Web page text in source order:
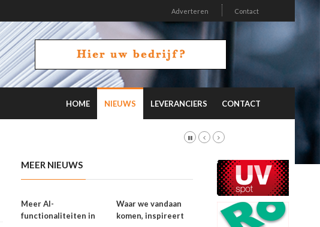
Adverteren Contact
HOME NIEUWS LEVERANCIERS CONTACT
MEER NIEUWS
Meer AI-
functionaliteiten in
Waar we vandaan
komen, inspireert